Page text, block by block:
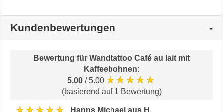
Kundenbewertungen
Bewertung für Wandtattoo Café au lait mit
Kaffeebohnen:
5.00 / 5.00 ★★★★★
(basierend auf 1 Bewertung)
★★★★★
Hanns Michael aus H.